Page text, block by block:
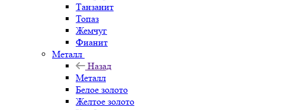
Танзанит
Топаз
Жемчуг
Фианит
Металл
Назад
Металл
Белое золото
Желтое золото